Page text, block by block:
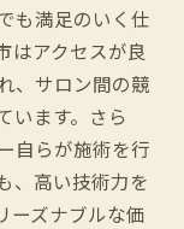
ルサロンの
ザインを楽し
ン2023
ンの見つけ
も満足のいく仕
はアクセスが良
、サロン間の競
います。さら
自らが施術を行
、高い技術力を
ーズナブルな価